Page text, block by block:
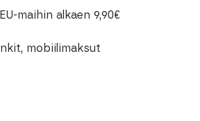
maihin alkaen 9,90€
mobiilimaksut